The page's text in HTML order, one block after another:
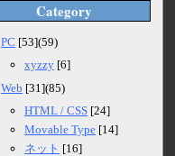
Category
PC [53](59)
xyzzy [6]
Web [31](85)
HTML / CSS [24]
Movable Type [14]
ネット [16]